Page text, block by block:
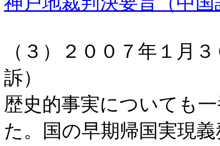
（３）２００７年１月
訴）
歴史的事実についても
た。国の早期帰国実現